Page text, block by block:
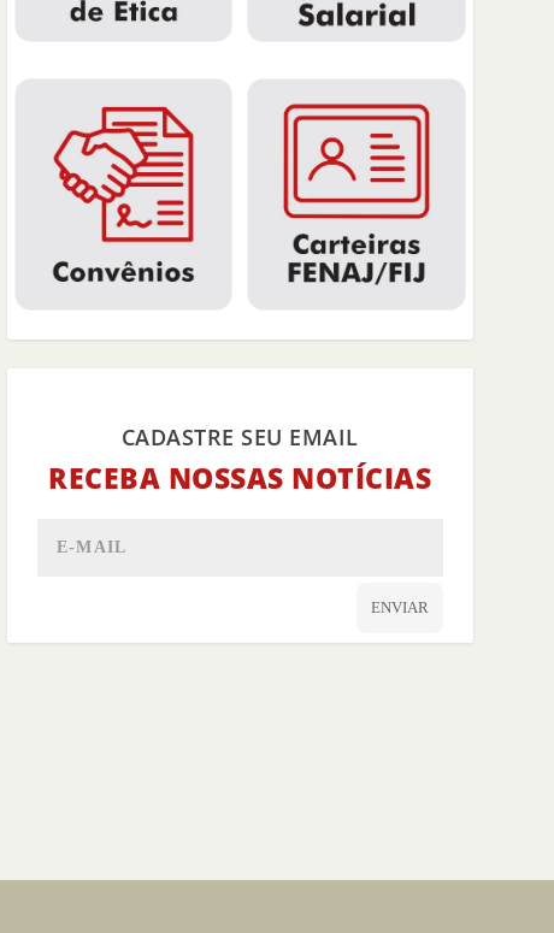
CADASTRE SEU EMAIL
RECEBA NOSSAS NOTÍCIAS
ENVIAR